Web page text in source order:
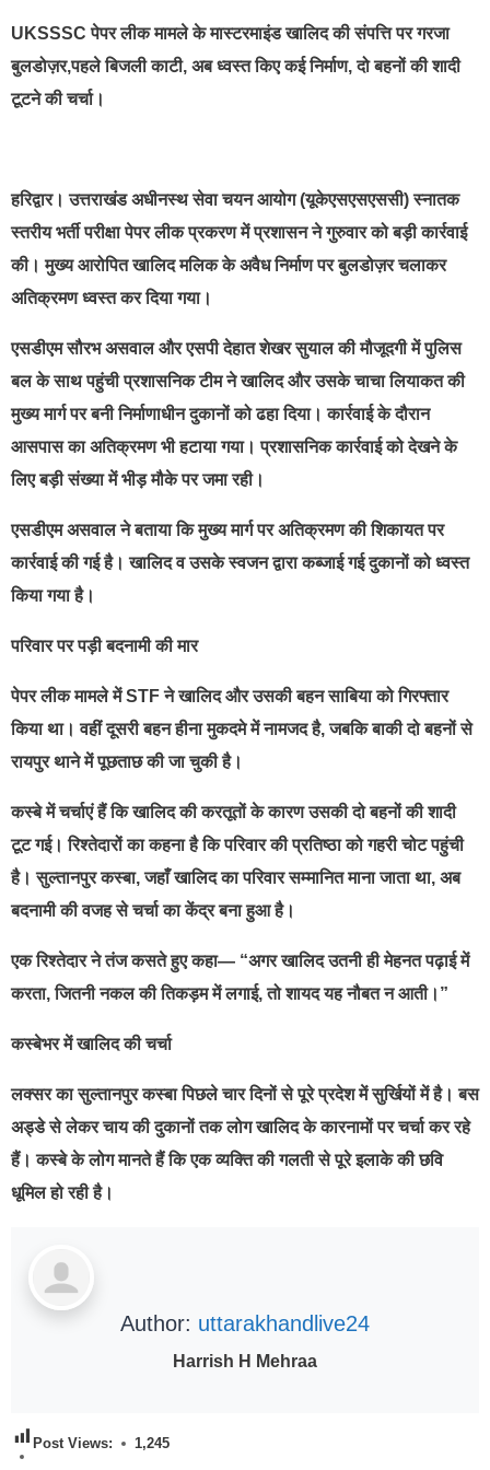
UKSSSC पेपर लीक मामले के मास्टरमाइंड खालिद की संपत्ति पर गरजा
बुलडोज़र,पहले बिजली काटी, अब ध्वस्त किए कई निर्माण, दो बहनों की शादी
टूटने की चर्चा।
हरिद्वार। उत्तराखंड अधीनस्थ सेवा चयन आयोग (यूकेएसएसएससी) स्नातक
स्तरीय भर्ती परीक्षा पेपर लीक प्रकरण में प्रशासन ने गुरुवार को बड़ी कार्रवाई
की। मुख्य आरोपित खालिद मलिक के अवैध निर्माण पर बुलडोज़र चलाकर
अतिक्रमण ध्वस्त कर दिया गया।
एसडीएम सौरभ असवाल और एसपी देहात शेखर सुयाल की मौजूदगी में पुलिस
बल के साथ पहुंची प्रशासनिक टीम ने खालिद और उसके चाचा लियाकत की
मुख्य मार्ग पर बनी निर्माणाधीन दुकानों को ढहा दिया। कार्रवाई के दौरान
आसपास का अतिक्रमण भी हटाया गया। प्रशासनिक कार्रवाई को देखने के
लिए बड़ी संख्या में भीड़ मौके पर जमा रही।
एसडीएम असवाल ने बताया कि मुख्य मार्ग पर अतिक्रमण की शिकायत पर
कार्रवाई की गई है। खालिद व उसके स्वजन द्वारा कब्जाई गई दुकानों को ध्वस्त
किया गया है।
परिवार पर पड़ी बदनामी की मार
पेपर लीक मामले में STF ने खालिद और उसकी बहन साबिया को गिरफ्तार
किया था। वहीं दूसरी बहन हीना मुकदमे में नामजद है, जबकि बाकी दो बहनों से
रायपुर थाने में पूछताछ की जा चुकी है।
कस्बे में चर्चाएं हैं कि खालिद की करतूतों के कारण उसकी दो बहनों की शादी
टूट गई। रिश्तेदारों का कहना है कि परिवार की प्रतिष्ठा को गहरी चोट पहुंची
है। सुल्तानपुर कस्बा, जहाँ खालिद का परिवार सम्मानित माना जाता था, अब
बदनामी की वजह से चर्चा का केंद्र बना हुआ है।
एक रिश्तेदार ने तंज कसते हुए कहा— “अगर खालिद उतनी ही मेहनत पढ़ाई में
करता, जितनी नकल की तिकड़म में लगाई, तो शायद यह नौबत न आती।”
कस्बेभर में खालिद की चर्चा
लक्सर का सुल्तानपुर कस्बा पिछले चार दिनों से पूरे प्रदेश में सुर्खियों में है। बस
अड्डे से लेकर चाय की दुकानों तक लोग खालिद के कारनामों पर चर्चा कर रहे
हैं। कस्बे के लोग मानते हैं कि एक व्यक्ति की गलती से पूरे इलाके की छवि
धूमिल हो रही है।
Author: uttarakhandlive24
Harrish H Mehraa
Post Views: 1,245